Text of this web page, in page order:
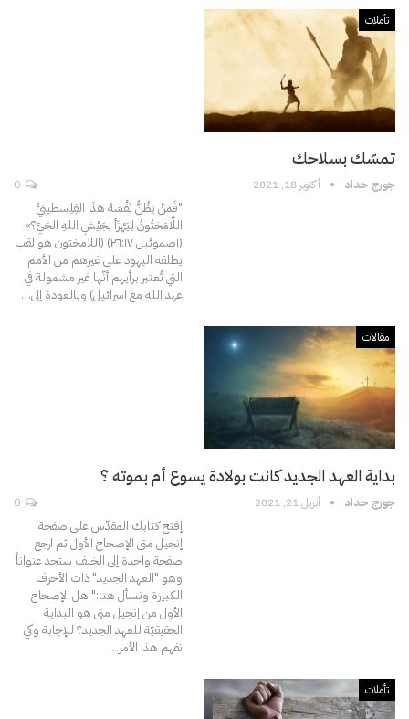
تأملات
تمسّك بسلاحك
جورج حداد أكتوبر 18, 2021
"فَمَنْ يَظُنُّ نَفْسَهُ هَذَا الفِلِسطينيُّ
اللَّامَختُونُ لِيَهْزَأ بجَيْشِ اللهِ الحَيِّ؟»
(١صموئيل ۲٦:١۷)
(اللامختون هو لقب
يطلقه اليهود على غيرهم من الأمم
التي تُعتبر برأيهم أنّها غير مشمولة في
عهد الله مع اسرائيل) وبالعودة إلى…
مقالات
بداية العهد الجديد كانت بولادة يسوع أم بموته ؟
جورج حداد أبريل 21, 2021
إفتح كتابك المقدّس على صفحة
إنجيل متى الإصحاح الأول ثم ارجع
صفحة واحدة إلى الخلف ستجد عنواناً
وهو "العهد الجديد" ذات الأحرف
الكبيرة ونسأل هنا:" هل الإصحاح
الأول من إنجيل متى هو البداية
الحقيقيّة للعهد الجديد؟ للإجابة وكي
نفهم هذا الأمر…
تأملات